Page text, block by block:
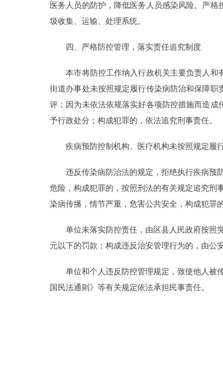
医务人员的防护，降低医务人员感染风险。严
圾收集、运输、处理系统。
四、严格防控管理，落实责任追究制度
本市将防控工作纳入行政机关主要负责人和
街道办事处未按照规定履行传染病防治和保障
评；因为未依法依规落实好各项防控措施而造
予行政处分；构成犯罪的，依法追究刑事责任。
疾病预防控制机构、医疗机构未按照规定履
违反传染病防治法的规定，拒绝执行疾病预防
危险，构成犯罪的，按照刑法的有关规定追究刑
染病传播，情节严重，危害公共安全，构成犯
单位未落实防控责任，由区县人民政府按照突
元以下的罚款；构成违反治安管理行为的，由
单位和个人违反防控管理规定，致使他人被传
国民法通则》等有关规定依法承担民事责任。